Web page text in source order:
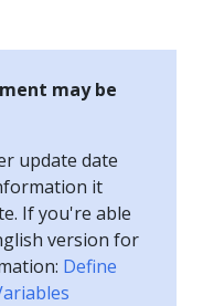
may be
update date
it
If you're able
version for
Define